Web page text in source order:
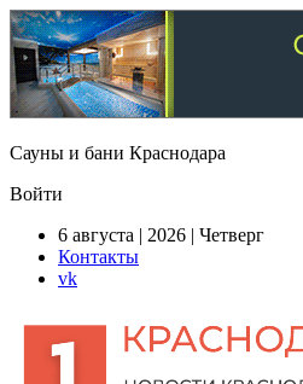
Сауны и бани Краснодара
Войти
6 августа | 2026 | Четверг
Контакты
vk